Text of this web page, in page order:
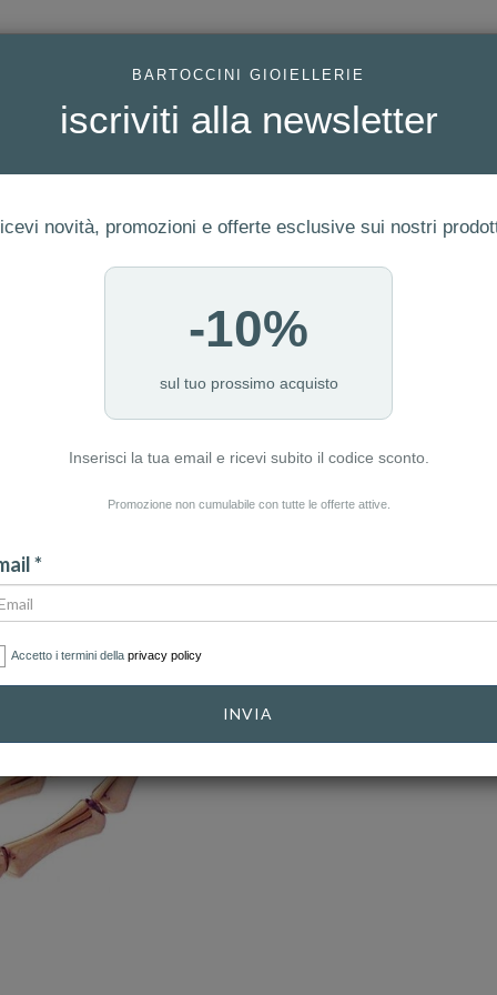
GIOIELLI MODA OROLOGI
BARTOCCINI GIOIELLERIE
iscriviti alla newsletter
novità, promozioni e offerte esclusive sui nostri
-10%
sul tuo prossimo acquisto
Inserisci la tua email e ricevi subito il codice sconto.
Promozione non cumulabile con tutte le offerte attive.
*
Accetto i termini della privacy policy
INVIA